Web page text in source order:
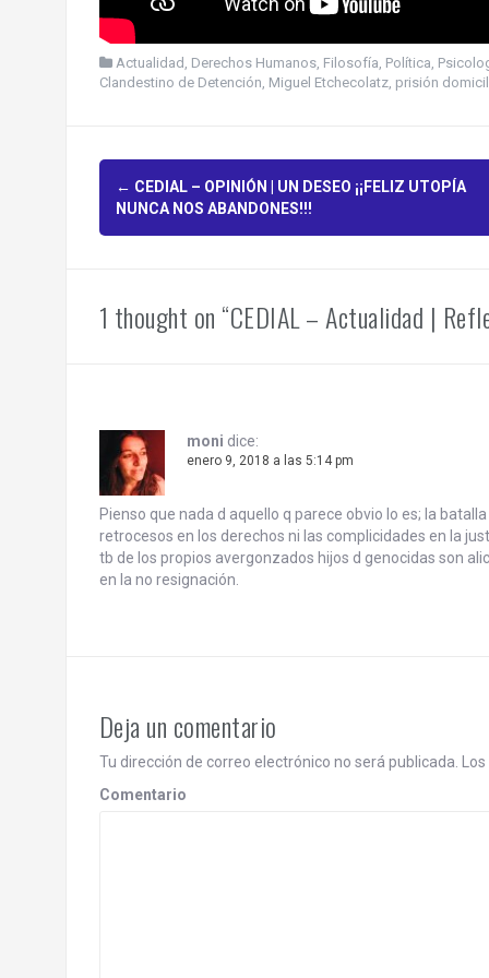
Actualidad , Derechos Humanos, Filosofía, Política,
Clandestino de Detención, Miguel Etchecolatz, prisión
P
o
t
a
v
i
g
a
o
n
← CEDIAL – OPINIÓN | UN DESEO ¡¡FELIZ UTOPÍA
NUNCA NOS ABANDONES!!!
1 thought on “CEDIAL – Actualidad |
moni dice:
enero 9, 2018 a las 5:14 pm
Pienso que nada d aquello q parece obvio lo es; la
retrocesos en los derechos ni las complicidades en la
tb de los propios avergonzados hijos d genocidas son
en la no resignación.
Deja un comentario
Tu dirección de correo electrónico no será publicada.
Comentario